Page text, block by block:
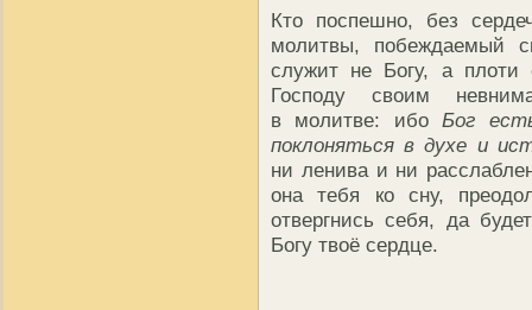
Кто поспешно, без
молитвы, побеждаемый
служит не Богу, а плоти
Господу своим
в молитве: ибоБог
поклоняться в духе и
ни ленива и ни
она тебя ко сну,
отвергнись себя, да
Богу твоё сердце.